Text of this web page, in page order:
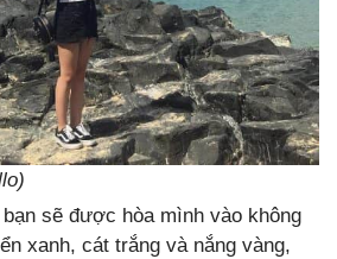
sẽ được hòa mình vào không
xanh, cát trắng và nắng vàng,